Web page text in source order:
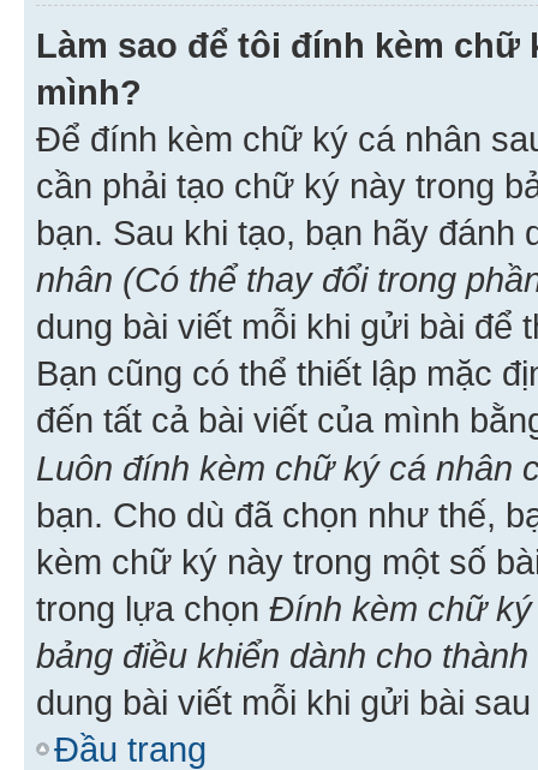
Làm sao để tôi đính kèm chữ
mình?
Để đính kèm chữ ký cá nhân
cần phải tạo chữ ký này trong
bạn. Sau khi tạo, bạn hãy
nhân (Có thể thay đổi trong
dung bài viết mỗi khi gửi bài để
Bạn cũng có thể thiết lập mặc
đến tất cả bài viết của mình
Luôn đính kèm chữ ký cá nhân
bạn. Cho dù đã chọn như thế,
kèm chữ ký này trong một số
trong lựa chọn Đính kèm chữ
bảng điều khiển dành cho
dung bài viết mỗi khi gửi bài sau
Đầu trang